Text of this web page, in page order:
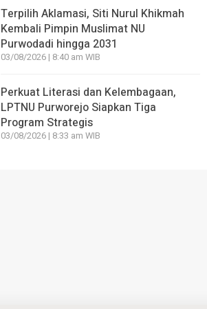
untuk ‘Kampung Aren’ Desa
Keduran
4 hari yang lalu
Terpilih Aklamasi, Siti Nurul Khikmah
Kembali Pimpin Muslimat NU
Purwodadi hingga 2031
03/08/2026 | 8:40 am WIB
Perkuat Literasi dan Kelembagaan,
LPTNU Purworejo Siapkan Tiga
Program Strategis
03/08/2026 | 8:33 am WIB